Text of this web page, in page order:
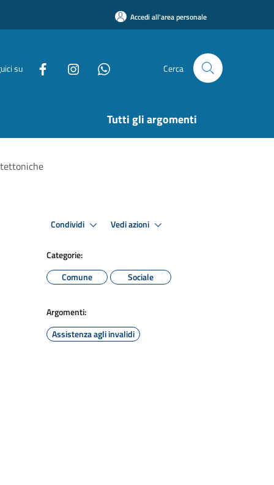
Accedi all'area personale
su Cerca
Tutti gli argomenti
Condividi Vedi azioni
Categorie:
Comune
Sociale
Argomenti:
Assistenza agli invalidi